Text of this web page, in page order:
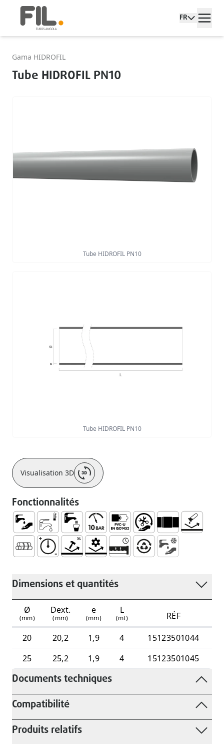
FR
Gama HIDROFIL
Tube HIDROFIL PN10
Tube HIDROFIL PN10
Tube HIDROFIL PN10
Visualisation 3D
Fonctionnalités
Approvisionnement en Eau
Eau Froid Sanitaire
Utilisation avec de L’eau Destinée à la
Pression Maximale 10 Bar
Compatible avec les Raccords
Manipulation et
Embouchure
Dimensions et quantités
Ø
(mm)
Dext.
(mm)
e
(mm)
L
(mt)
RÉF
20
20,2 1,9 4
15123501044
25
25,2 1,9 4 15123501045
Documents techniques
Compatibilité
Produits relatifs